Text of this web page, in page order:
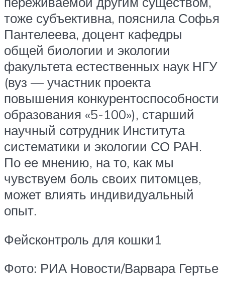
тоже субъективна, пояснила Софья
Пантелеева, доцент кафедры
общей биологии и экологии
факультета естественных наук НГУ
(вуз — участник проекта
повышения конкурентоспособности
образования «5-100»), старший
научный сотрудник Института
систематики и экологии СО РАН.
По ее мнению, на то, как мы
чувствуем боль своих питомцев,
может влиять индивидуальный
опыт.
Фейсконтроль для кошки1
Фото: РИА Новости/Варвара Гертье